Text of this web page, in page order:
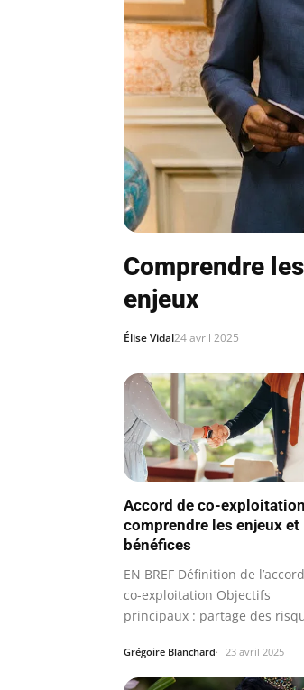
Comprendre
enjeux
Élise Vidal24 avril 2025
Accord de co-
comprendre les enjeux et
bénéfices
EN BREF Définition de
co-exploitation Objectifs
principaux : partage des
Grégoire Blanchard 23 avril 2025